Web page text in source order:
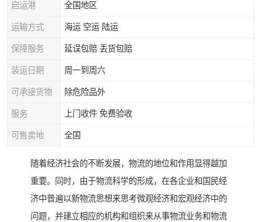
启运港 全国地区
运输方式 海运 空运 陆运
保障服务 延误包赔 丢货包赔
装运日期 周一到周六
可承接货物 除危险品外
服务 上门收件 免费验收
可售卖地 全国
随着经济社会的不断发展，物流的地位和作用显得越加
重要。同时，由于物流科学的形成，在各企业和国民经
济中普遍以新物流思想来思考微观经济和宏观经济中的
问题，并建立相应的机构和组织来从事物流业务和物流